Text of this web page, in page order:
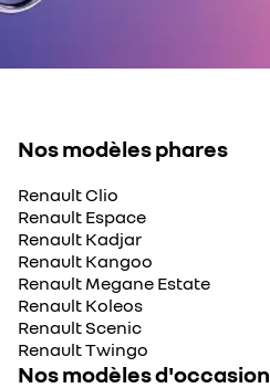
Nos modèles phares
Renault Clio
Renault Espace
Renault Kadjar
Renault Kangoo
Renault Megane Estate
Renault Koleos
Renault Scenic
Renault Twingo
Nos modèles d'occasion